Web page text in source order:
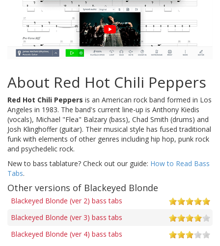
About Red Hot Chili Peppers
Red Hot Chili Peppers is an American rock band formed in Los
Angeles in 1983. The band's current line-up is Anthony Kiedis
(vocals), Michael "Flea" Balzary (bass), Chad Smith (drums) and
Josh Klinghoffer (guitar). Their musical style has fused traditional
funk with elements of other genres including hip hop, punk rock
and psychedelic rock.
New to bass tablature? Check out our guide: How to Read Bass
Tabs.
Other versions of Blackeyed Blonde
Blackeyed Blonde (ver 2) bass tabs
Blackeyed Blonde (ver 3) bass tabs
Blackeyed Blonde (ver 4) bass tabs